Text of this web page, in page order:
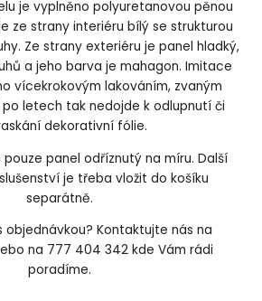
je vyplněno polyuretanovou pěnou
ze strany interiéru bílý se strukturou
Ze strany exteriéru je panel hladký,
a jeho barva je mahagon. Imitace
vícekrokovým lakováním, zvaným
letech tak nedojde k odlupnutí či
dekorativní fólie.
panel odříznutý na míru. Další
je třeba vložit do košíku
separátně.
objednávkou? Kontaktujte nás na
na 777 404 342 kde Vám rádi
poradíme.